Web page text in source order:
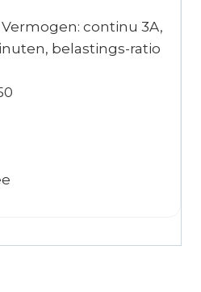
continu 3A,
belastings-ratio